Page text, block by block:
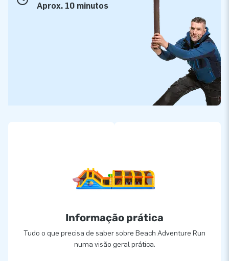
Aprox. 10 minutos
Informação prática
Tudo o que precisa de saber sobre Beach Adventure Run
numa visão geral prática.